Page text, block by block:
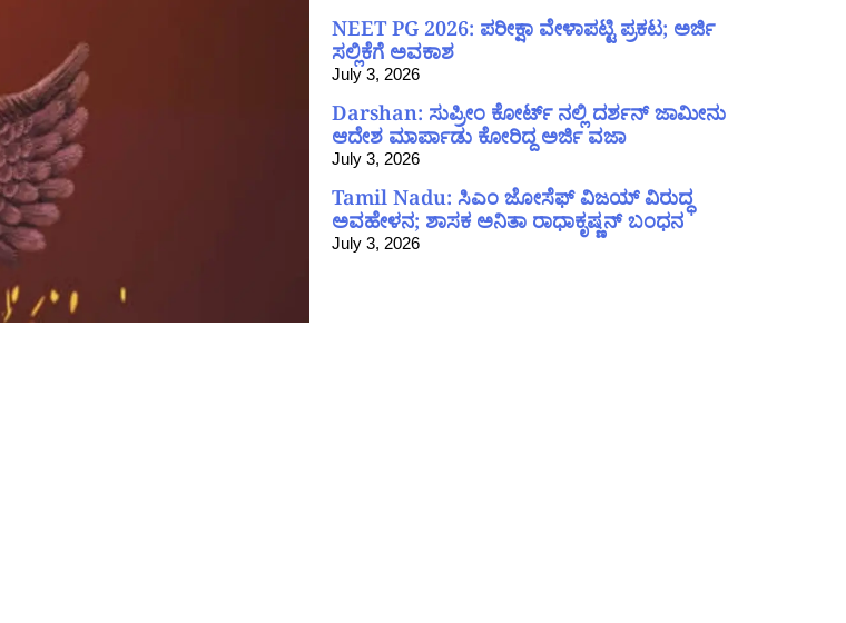
NEET PG 2026: ಪರೀಕ್ಷಾ ವೇಳಾಪಟ್ಟಿ ಪ್ರಕಟ; ಅರ್ಜಿ
ಸಲ್ಲಿಕೆಗೆ ಅವಕಾಶ
July 3, 2026
Darshan: ಸುಪ್ರೀಂ ಕೋರ್ಟ್ ನಲ್ಲಿ ದರ್ಶನ್ ಜಾಮೀನು
ಆದೇಶ ಮಾರ್ಪಾಡು ಕೋರಿದ್ದ ಅರ್ಜಿ ವಜಾ
July 3, 2026
Tamil Nadu: ಸಿಎಂ ಜೋಸೆಫ್ ವಿಜಯ್ ವಿರುದ್ಧ
ಅವಹೇಳನ; ಶಾಸಕ ಅನಿತಾ ರಾಧಾಕೃಷ್ಣನ್ ಬಂಧನ
July 3, 2026